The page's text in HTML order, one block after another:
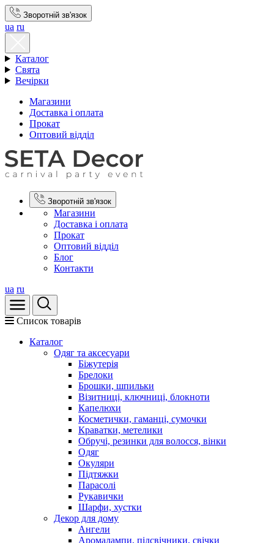
Зворотній зв'язок
ua ru
Каталог
Свята
Вечірки
Магазини
Доставка і оплата
Прокат
Оптовий відділ
Зворотній зв'язок
Магазини
Доставка і оплата
Прокат
Оптовий відділ
Блог
Контакти
ua ru
Список товарів
Каталог
Oдяг та аксесуари
Біжутерія
Брелоки
Брошки, шпильки
Візитниці, ключниці, блокноти
Капелюхи
Косметички, гаманці, сумочки
Краватки, метелики
Обручі, резинки для волосся, вінки
Одяг
Окуляри
Підтяжки
Парасолі
Рукавички
Шарфи, хустки
Декор для дому
Ангели
Аромалампи, підсвічники, свічки